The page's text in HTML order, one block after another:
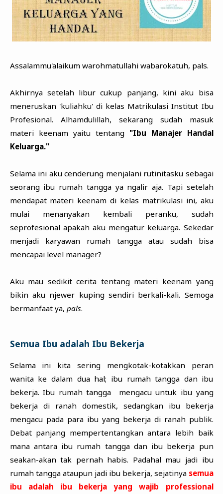
Assalammu'alaikum warohmatullahi wabarokatuh, pals.
Akhirnya setelah libur cukup panjang, kini aku bisa
meneruskan 'kuliahku' di kelas Matrikulasi Institut Ibu
Profesional. Alhamdulillah, sekarang sudah masuk
materi keenam yaitu tentang "Ibu Manajer Handal
Keluarga."
Selama ini aku cenderung menjalani rutinitasku sebagai
seorang ibu rumah tangga ya ngalir aja. Tapi setelah
mendapat materi keenam di kelas matrikulasi ini, aku
mulai menanyakan kembali peranku, sudah
seprofesional apakah aku mengatur keluarga. Sekedar
menjadi karyawan rumah tangga atau sudah bisa
mencapai level manager?
Aku mau sedikit cerita tentang materi keenam yang
bikin aku njewer kuping sendiri berkali-kali. Semoga
bermanfaat ya, pals.
Semua Ibu adalah Ibu Bekerja
Selama ini kita sering mengkotak-kotakkan peran
wanita ke dalam dua hal; ibu rumah tangga dan ibu
bekerja. Ibu rumah tangga mengacu untuk ibu yang
bekerja di ranah domestik, sedangkan ibu bekerja
mengacu pada para ibu yang bekerja di ranah publik.
Debat panjang mempertentangkan antara lebih baik
mana antara ibu rumah tangga dan ibu bekerja pun
seakan-akan tak pernah habis. Padahal mau jadi ibu
rumah tangga ataupun jadi ibu bekerja, sejatinya semua
ibu adalah ibu bekerja yang wajib professional